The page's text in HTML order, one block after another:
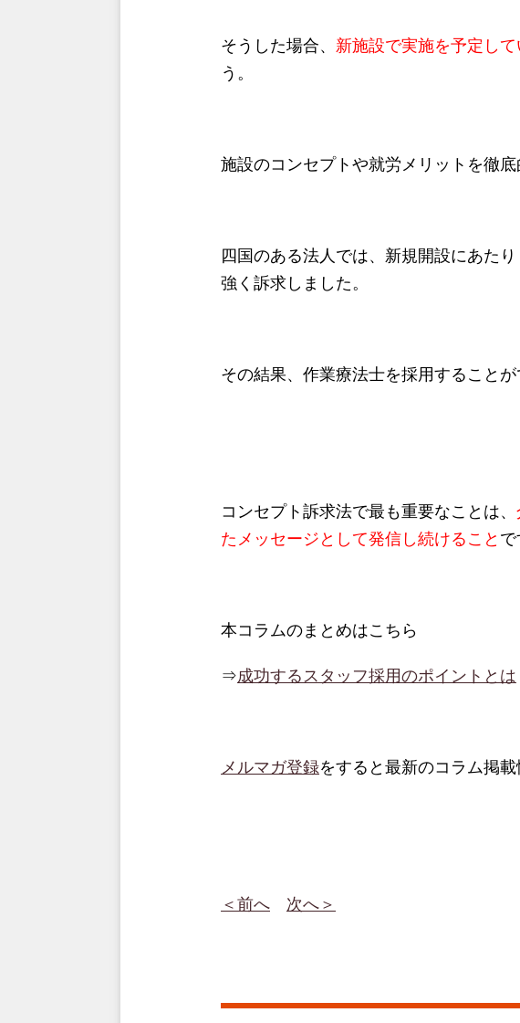
そうした場合、 新施設で実施を予定し
う。
施設のコンセプトや就労メリットを徹底
四国のある法人では、新規開設にあた
強く訴求しました。
その結果、作業療法士を採用することが
コンセプト訴求法で最も重要なことは、
たメッセージとして発信し続けること で
本コラムのまとめはこちら
⇒成功するスタッフ採用のポイントとは
メルマガ登録をすると最新のコラム掲載
＜前へ 次へ＞